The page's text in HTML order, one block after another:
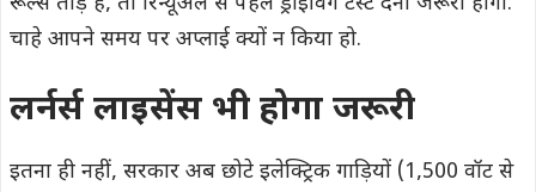
चाहे आपने समय पर अप्लाई क्यों न किया हो.
लर्नर्स लाइसेंस भी होगा जरूरी
इतना ही नहीं, सरकार अब छोटे इलेक्ट्रिक गाड़ियों (1,500 वॉट से